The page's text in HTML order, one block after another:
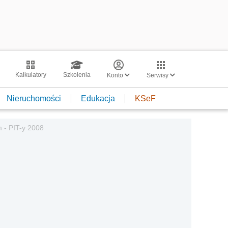
Kalkulatory Szkolenia Konto Serwisy
Nieruchomości Edukacja KSeF
- PIT-y 2008